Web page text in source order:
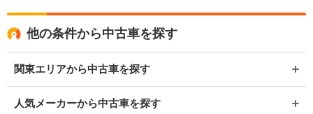
他の条件から中古車を探す
関東エリアから中古車を探す
人気メーカーから中古車を探す